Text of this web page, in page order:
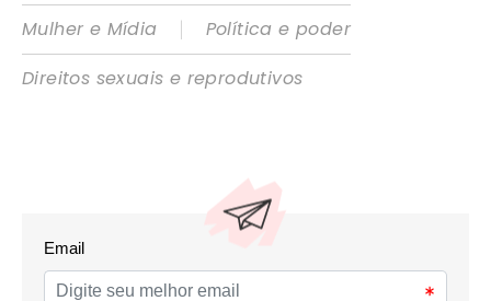
Mulher e Mídia
|
Política e poder
Direitos sexuais e reprodutivos